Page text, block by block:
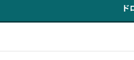
ド